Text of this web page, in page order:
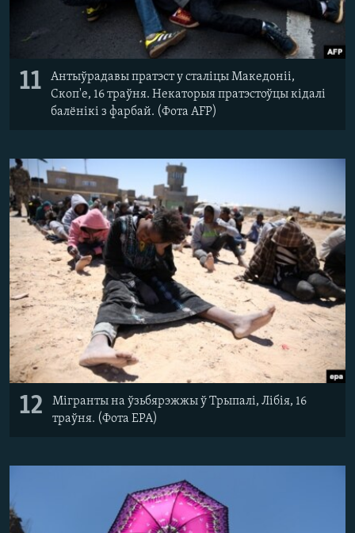
11
Антыўрадавы пратэст у сталіцы Македоніі,
Скоп'е, 16 траўня. Некаторыя пратэстоўцы кідалі
балёнікі з фарбай. (Фота AFP)
12
Мігранты на ўзьбярэжжы ў Трыпалі, Лібія, 16
траўня. (Фота EPA)